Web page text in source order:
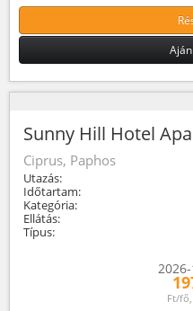
Sunny Hill Hotel
Ciprus, Paphos
Utazás:
Időtartam:
Kategória:
Ellátás:
Típus:
Ft/fő,